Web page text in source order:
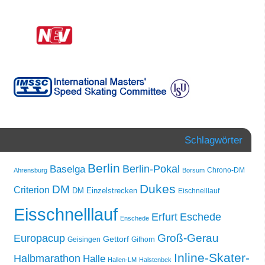
Schlagwörter
Ahrensburg Baselga Berlin Berlin-Pokal Borsum Chrono-DM
Criterion DM DM Einzelstrecken Dukes Eischnelllauf
Eisschnelllauf Enschede Erfurt Eschede
Europacup Geisingen Gettorf Gifhorn Groß-Gerau
Halbmarathon Halle Hallen-LM Halstenbek Inline-Skater-